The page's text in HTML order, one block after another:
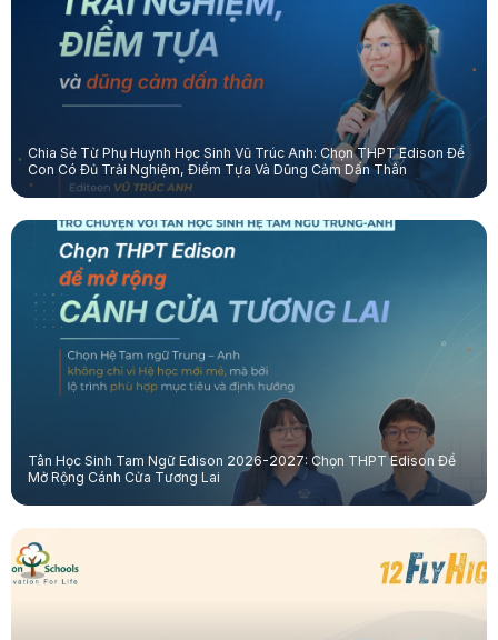
Chia Sẻ Từ Phụ Huynh Học Sinh Vũ Trúc Anh: Chọn THPT Edison Để
Con Có Đủ Trải Nghiệm, Điểm Tựa Và Dũng Cảm Dấn Thân
Tân Học Sinh Tam Ngữ Edison 2026-2027: Chọn THPT Edison Để
Mở Rộng Cánh Cửa Tương Lai